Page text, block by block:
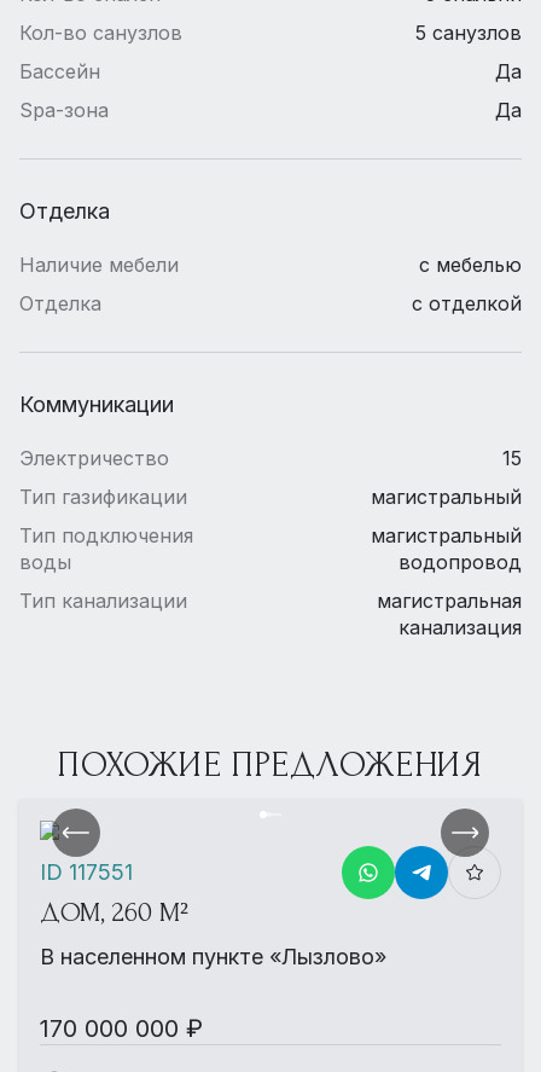
Кол-во санузлов
5 санузлов
Бассейн
Да
Spa-зона
Да
Отделка
Наличие мебели
с мебелью
Отделка
с отделкой
Коммуникации
Электричество
15
Тип газификации
магистральный
Тип подключения
воды
магистральный
водопровод
Тип канализации
магистральная
канализация
ПОХОЖИЕ ПРЕДЛОЖЕНИЯ
ДОМ, 260 М²
В населенном пункте «Лызлово»
170 000 000 ₽
ID 117551